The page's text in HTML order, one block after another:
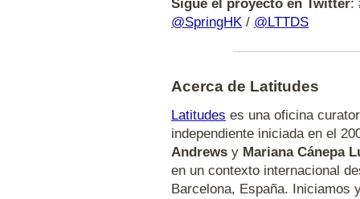
Sígue el proyecto en Twitter:
@SpringHK / @LTTDS
Acerca de Latitudes
Latitudes es una oficina
independiente iniciada en el
Andrews y Mariana Cánepa
en un contexto internacional
Barcelona, España. Iniciamos